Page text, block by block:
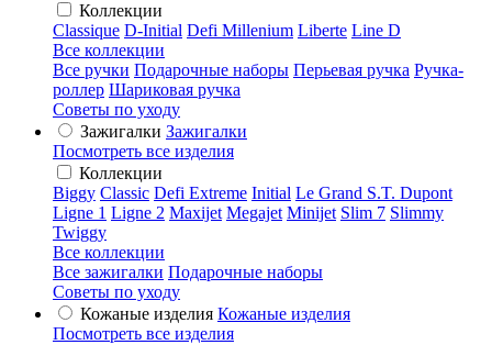
Коллекции
Classique D-Initial Defi Millenium Liberte Line D
Все коллекции
Все ручки Подарочные наборы Перьевая ручка Ручка-
роллер Шариковая ручка
Советы по уходу
Зажигалки Зажигалки
Посмотреть все изделия
Коллекции
Biggy Classic Defi Extreme Initial Le Grand S.T. Dupont
Ligne 1 Ligne 2 Maxijet Megajet Minijet Slim 7 Slimmy
Twiggy
Все коллекции
Все зажигалки Подарочные наборы
Советы по уходу
Кожаные изделия Кожаные изделия
Посмотреть все изделия